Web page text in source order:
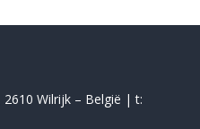
Wilrijk – België | t: